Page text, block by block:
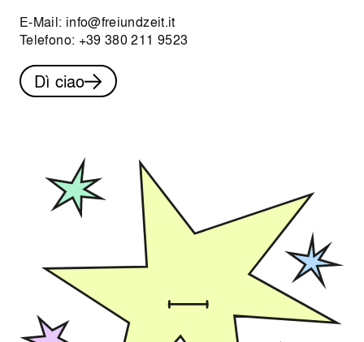
E-Mail: info@freiundzeit.it
Telefono: +39 380 211 9523
Dì ciao